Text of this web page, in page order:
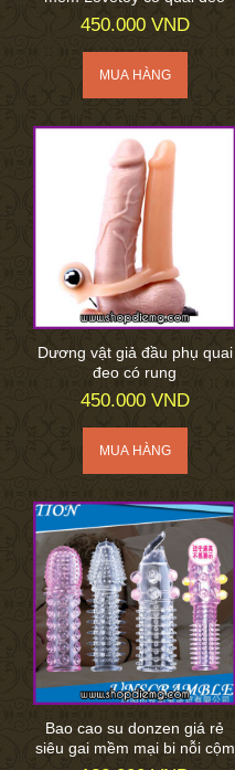
450.000 VND
Dương vật giả đầu phụ quai
đeo có rung
450.000 VND
Bao cao su donzen giá rẻ
siêu gai mềm mại bi nỗi cộm